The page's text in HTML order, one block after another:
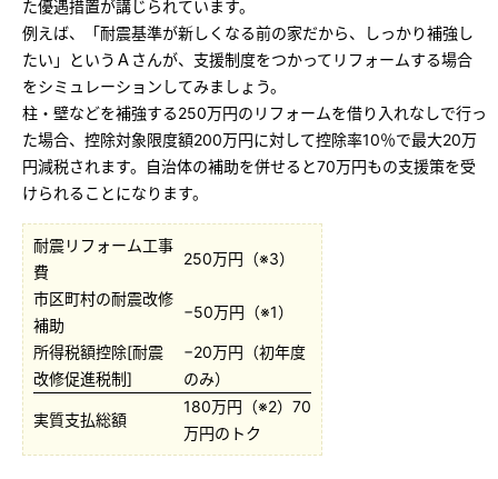
た優遇措置が講じられています。
例えば、「耐震基準が新しくなる前の家だから、しっかり補強し
たい」というＡさんが、支援制度をつかってリフォームする場合
をシミュレーションしてみましょう。
柱・壁などを補強する250万円のリフォームを借り入れなしで行っ
た場合、控除対象限度額200万円に対して控除率10％で最大20万
円減税されます。自治体の補助を併せると70万円もの支援策を受
けられることになります。
耐震リフォーム工事
費
250万円（※3）
市区町村の耐震改修
補助
−50万円（※1）
所得税額控除[耐震
改修促進税制]
−20万円（初年度
のみ）
実質支払総額
180万円（※2）70
万円のトク